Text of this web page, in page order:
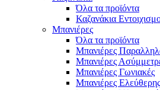
Όλα τα προϊόντα
Καζανάκια
Μπανιέρες
Όλα τα προϊόντα
Μπανιέρες
Μπανιέρες
Μπανιέρες Γωνιακές
Μπανιέρες